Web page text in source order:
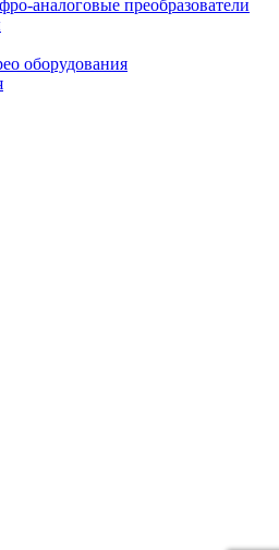
аналоговые преобразователи
оборудования